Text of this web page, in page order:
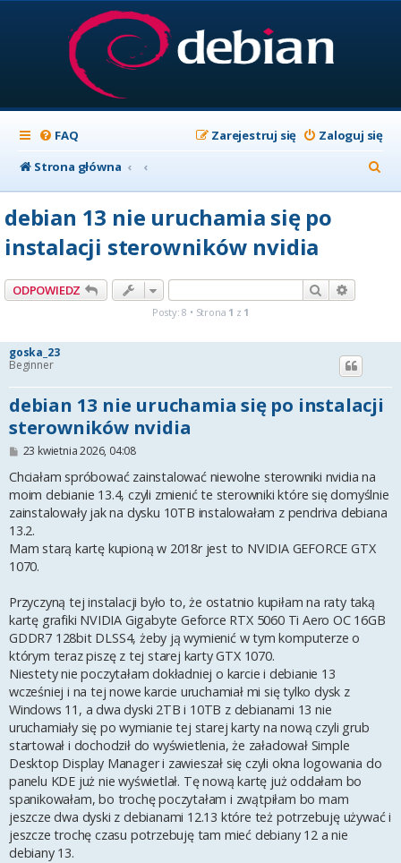
FAQ Zaloguj się
Zarejestruj się
Strona główna
z
debian 13 nie uruchamia się po
instalacji sterowników nvidia
ODPOWIEDZ Szukaj
Posty: 8 • Strona 1 z 1
goska_23
Beginner
debian 13 nie uruchamia się po instalacji
sterowników nvidia
P
s
23 kwietnia 2026, 04:08
Chciałam spróbować zainstalować niewolne sterowniki nvidia na
moim debianie 13.4, czyli zmienić te sterowniki które się domyślnie
zainstalowały jak na dysku 10TB instalowałam z pendriva debiana
13.2.
Mam starą kartę kupioną w 2018r jest to NVIDIA GEFORCE GTX
1070.
Przyczyną tej instalacji było to, że ostatnio kupiłam na raty taką
kartę grafiki NVIDIA Gigabyte Geforce RTX 5060 Ti Aero OC 16GB
GDDR7 128bit DLSS4, żeby ją wymienić w tym komputerze o
którym teraz piszę z tej starej karty GTX 1070.
Niestety nie poczytałam dokładniej o karcie i debianie 13
wcześniej i na tej nowe karcie uruchamiał mi się tylko dysk z
Windows 11, a dwa dyski 2TB i 10TB z debianami 13 nie
uruchamiały się po wymianie tej starej karty na nową czyli grub
startował i dochodził do wyświetlenia, że załadował Simple
Desktop Display Manager i zawieszał się czyli okna logowania do
panelu KDE już nie wyświetlał. Tę nową kartę już oddałam bo
spanikowałam, bo trochę poczytałam i zwątpiłam bo mam
jeszcze dwa dyski z debianami 12.13 które też potrzebuję używać i
jeszcze trochę czasu potrzebuję tam mieć debiany 12 a nie
debiany 13.